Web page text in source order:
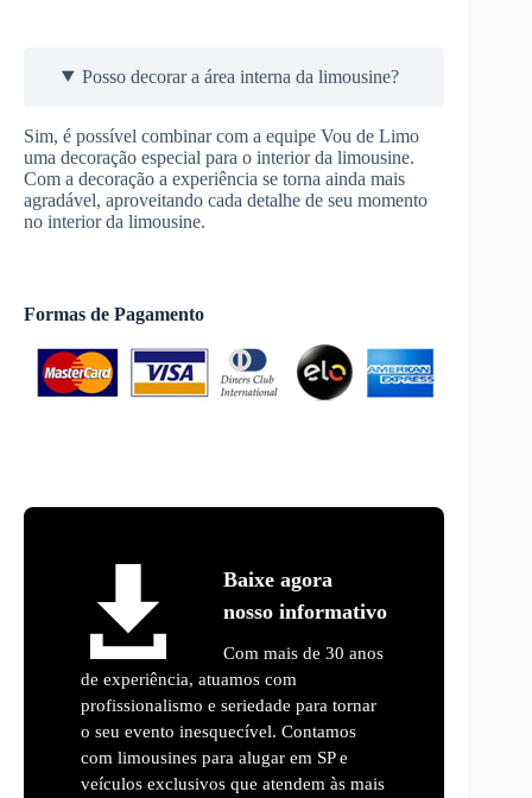
Posso decorar a área interna da limousine?
Sim, é possível combinar com a equipe Vou de Limo
uma decoração especial para o interior da limousine.
Com a decoração a experiência se torna ainda mais
agradável, aproveitando cada detalhe de seu momento
no interior da limousine.
Formas de Pagamento
Baixe agora
nosso informativo
Com mais de 30 anos
de experiência, atuamos com
profissionalismo e seriedade para tornar
o seu evento inesquecível. Contamos
com limousines para alugar em SP e
veículos exclusivos que atendem às mais